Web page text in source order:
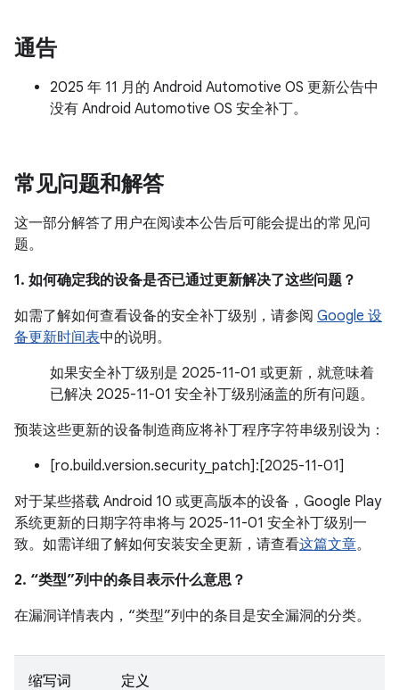
通告
2025 年 11 月的 Android Automotive OS 更新公告中
没有 Android Automotive OS 安全补丁。
常见问题和解答
这一部分解答了用户在阅读本公告后可能会提出的常见问
题。
1. 如何确定我的设备是否已通过更新解决了这些问题？
如需了解如何查看设备的安全补丁级别，请参阅 Google 设
备更新时间表中的说明。
如果安全补丁级别是 2025-11-01 或更新，就意味着
已解决 2025-11-01 安全补丁级别涵盖的所有问题。
预装这些更新的设备制造商应将补丁程序字符串级别设为：
[ro.build.version.security_patch]:[2025-11-01]
对于某些搭载 Android 10 或更高版本的设备，Google Play
系统更新的日期字符串将与 2025-11-01 安全补丁级别一
致。如需详细了解如何安装安全更新，请查看这篇文章。
2. “类型”列中的条目表示什么意思？
在漏洞详情表内，“类型”列中的条目是安全漏洞的分类。
缩写词 定义